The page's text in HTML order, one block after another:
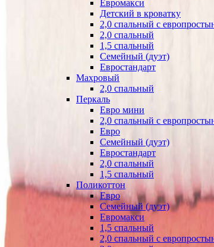
Евромакси
Детский в кроватку
2,0 спальный с
2,0 спальный
1,5 спальный
Семейный (дуэт)
Евростандарт
Махровый
2,0 спальный
Перкаль
Евро мини
2,0 спальный с
Евро
Семейный (дуэт)
Евростандарт
2,0 спальный
1,5 спальный
Поликоттон
Евро
Семейный (дуэт)
Евромакси
1,5 спальный
2,0 спальный с